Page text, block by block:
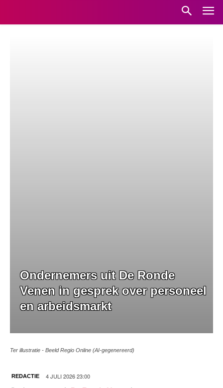
Ondernemers uit De Ronde
Venen in gesprek over personeel
en arbeidsmarkt
Ter illustratie - Beeld Regio Online (AI-gegenereerd)
REDACTIE 4 JULI 2026 23:00